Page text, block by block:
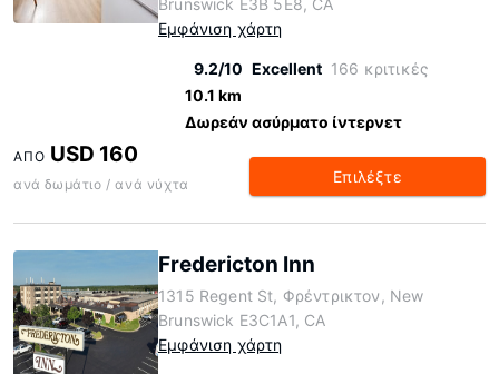
Brunswick E3B 5E8, CA
Εμφάνιση χάρτη
9.2/10 Excellent 166 κριτικές
10.1 km
Δωρεάν ασύρματο ίντερνετ
ΑΠΌ USD 160
ανά δωμάτιο / ανά νύχτα Επιλέξτε
Fredericton Inn
1315 Regent St, Φρέντρικτον, New
Brunswick E3C1A1, CA
Εμφάνιση χάρτη